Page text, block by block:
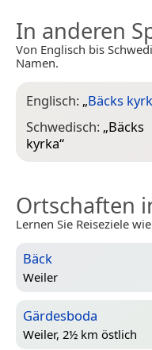
In anderen
Von Englisch bis
Namen.
Englisch: „Bäcks
Schwedisch: „Bäcks
kyrka“
Ortschaften
Lernen Sie Reiseziele
Bäck
Weiler
Gärdesboda
Weiler, 2½ km östlich